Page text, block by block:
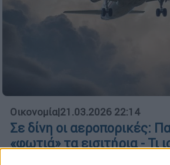
Οικονομία|21.03.2026 22:14
Σε δίνη οι αεροπορικές:
«φωτιά» τα εισιτήρια - Τι